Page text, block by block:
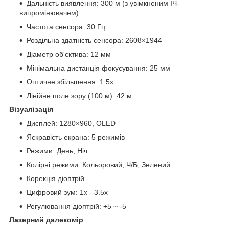
Дальність виявлення: 300 м (з увімкненим ІЧ-
випромінювачем)
Частота сенсора: 30 Гц
Роздільна здатність сенсора: 2608×1944
Діаметр об'єктива: 12 мм
Мінімальна дистанція фокусування: 25 мм
Оптичне збільшення: 1.5х
Лінійне поле зору (100 м): 42 м
Візуалізація
Дисплей: 1280×960, OLED
Яскравість екрана: 5 режимів
Режими: День, Ніч
Колірні режими: Кольоровий, Ч/Б, Зелений
Корекція діоптрій
Цифровий зум: 1х - 3.5х
Регулювання діоптрій: +5 ~ -5
Лазерний далекомір